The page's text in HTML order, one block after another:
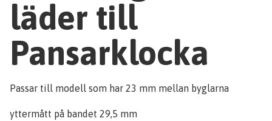
läder till
Pansarklocka
Passar till modell som har 23 mm mellan byglarna
yttermått på bandet 29,5 mm